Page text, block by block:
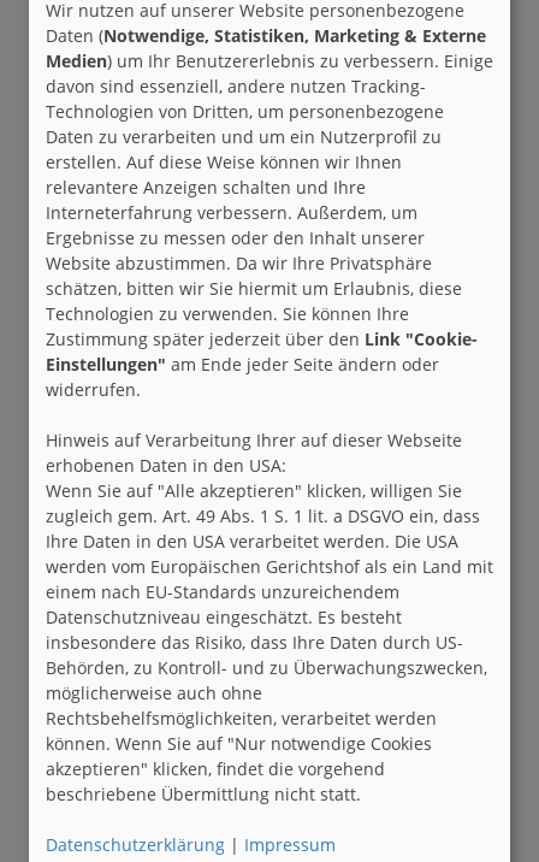
Wir nutzen auf unserer Website personenbezogene
Daten (Notwendige, Statistiken, Marketing & Externe
Medien) um Ihr Benutzererlebnis zu verbessern. Einige
davon sind essenziell, andere nutzen Tracking-
Technologien von Dritten, um personenbezogene
Daten zu verarbeiten und um ein Nutzerprofil zu
erstellen. Auf diese Weise können wir Ihnen
relevantere Anzeigen schalten und Ihre
Interneterfahrung verbessern. Außerdem, um
Ergebnisse zu messen oder den Inhalt unserer
Website abzustimmen. Da wir Ihre Privatsphäre
schätzen, bitten wir Sie hiermit um Erlaubnis, diese
Technologien zu verwenden. Sie können Ihre
Zustimmung später jederzeit über den Link "Cookie-
Einstellungen" am Ende jeder Seite ändern oder
widerrufen.
Hinweis auf Verarbeitung Ihrer auf dieser Webseite
erhobenen Daten in den USA:
Wenn Sie auf "Alle akzeptieren" klicken, willigen Sie
zugleich gem. Art. 49 Abs. 1 S. 1 lit. a DSGVO ein, dass
Ihre Daten in den USA verarbeitet werden. Die USA
werden vom Europäischen Gerichtshof als ein Land mit
einem nach EU-Standards unzureichendem
Datenschutzniveau eingeschätzt. Es besteht
insbesondere das Risiko, dass Ihre Daten durch US-
Behörden, zu Kontroll- und zu Überwachungszwecken,
möglicherweise auch ohne
Rechtsbehelfsmöglichkeiten, verarbeitet werden
können. Wenn Sie auf "Nur notwendige Cookies
akzeptieren" klicken, findet die vorgehend
beschriebene Übermittlung nicht statt.
Datenschutzerklärung | Impressum